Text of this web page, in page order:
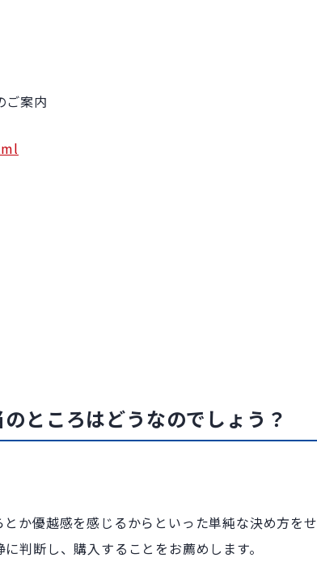
ご案内
ところはどうなのでしょう？
か優越感を感じるからといった単純な決め方をせ
判断し、購入することをお薦めします。